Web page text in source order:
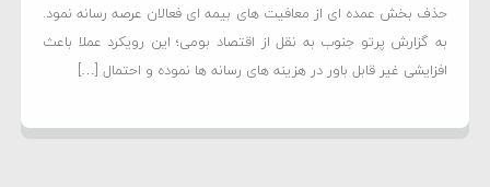
حذف بخش عمده ای از معافیت های بیمه ای فعالان عرصه رسانه نمود.
به گزارش پرتو جنوب به نقل از اقتصاد بومی؛ این رویکرد عملا باعث
افزایشی غیر قابل باور در هزینه های رسانه ها نموده و احتمال […]